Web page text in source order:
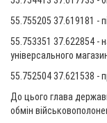
55.755205 37.619181 -
55.753351 37.622854 -
універсального
55.752504 37.621538 -
До цього глава
обмін